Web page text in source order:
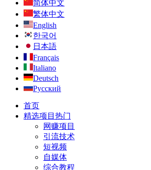
简体中文
繁体中文
English
한국어
日本語
Français
Italiano
Deutsch
Русский
首页
精选项目 热门
网赚项目
引流技术
短视频
自媒体
综合教程